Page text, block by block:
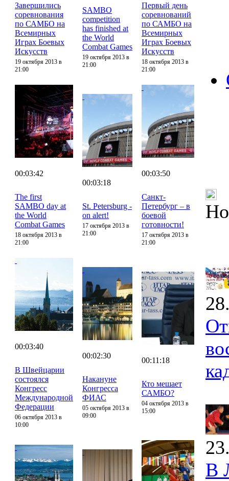
Завершились
соревнования
по САМБО на
Всемирных
Играх Боевых
Искусств
19 октября 2013 в
21:00
SAMBO
competition
has finished at
the World
Combat Games
19 октября 2013 в
21:00
Первый день
соревнований
по САМБО на
Всемирных
Играх Боевых
Искусств
18 октября 2013 в
21:00
00:03:42
The first
SAMBO day at
the World
Combat Games
18 октября 2013 в
21:00
00:03:18
St. Petersburg -
on alert!
17 октября 2013 в
21:00
00:03:50
Санкт-
Петербург – в
боевой
готовности!
17 октября 2013 в
21:00
00:03:40
В Швейцарии
состоялся
Конгресс
Международной
Федерации
06 октября 2013 в
10:00
00:02:30
Накануне
Конгресса
ФИАС
05 октября 2013 в
09:00
00:11:18
Кто мешает
САМБО?
04 октября 2013 в
15:00
В